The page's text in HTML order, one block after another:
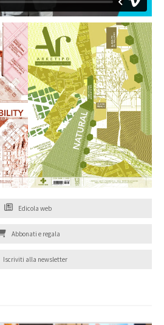
Edicola web
Abbonati e regala
Iscriviti alla newsletter